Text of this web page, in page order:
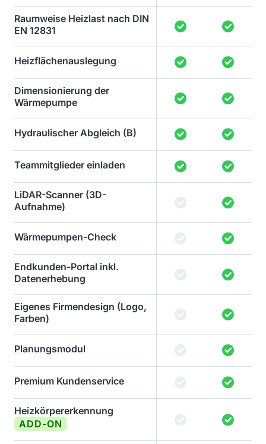
Raumweise Heizlast nach DIN
EN 12831
Heizflächenauslegung
Dimensionierung der
Wärmepumpe
Hydraulischer Abgleich (B)
Teammitglieder einladen
LiDAR-Scanner (3D-
Aufnahme)
Wärmepumpen-Check
Endkunden-Portal inkl.
Datenerhebung
Eigenes Firmendesign (Logo,
Farben)
Planungsmodul
Premium Kundenservice
Heizkörpererkennung
ADD-ON